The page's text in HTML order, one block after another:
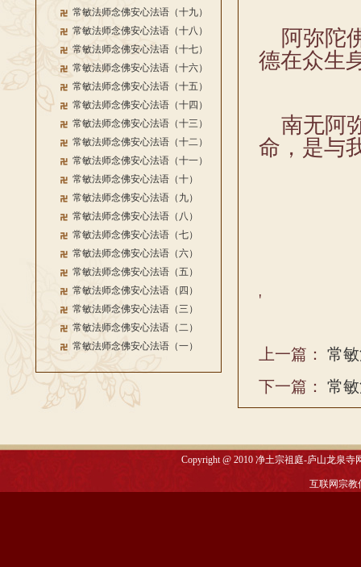
常敏法师念佛安心法语（十九）
常敏法师念佛安心法语（十八）
常敏法师念佛安心法语（十七）
常敏法师念佛安心法语（十六）
常敏法师念佛安心法语（十五）
常敏法师念佛安心法语（十四）
常敏法师念佛安心法语（十三）
常敏法师念佛安心法语（十二）
常敏法师念佛安心法语（十一）
常敏法师念佛安心法语（十）
常敏法师念佛安心法语（九）
常敏法师念佛安心法语（八）
常敏法师念佛安心法语（七）
常敏法师念佛安心法语（六）
常敏法师念佛安心法语（五）
常敏法师念佛安心法语（四）
常敏法师念佛安心法语（三）
常敏法师念佛安心法语（二）
常敏法师念佛安心法语（一）
阿弥陀
德在众生
南无阿
命，是与
'
上一篇： 常
下一篇： 常
Copyright @ 2010净土宗祖庭-庐山龙泉寺
互联网宗教